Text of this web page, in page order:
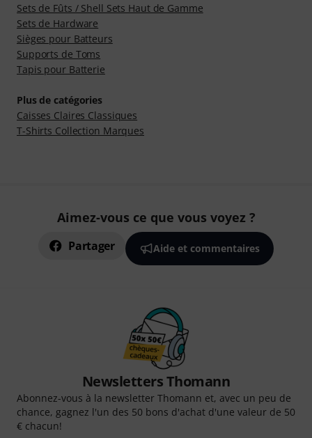
Sets de Fûts / Shell Sets Haut de Gamme
Sets de Hardware
Sièges pour Batteurs
Supports de Toms
Tapis pour Batterie
Plus de catégories
Caisses Claires Classiques
T-Shirts Collection Marques
Aimez-vous ce que vous voyez ?
Partager Aide et commentaires
Newsletters Thomann
Abonnez-vous à la newsletter Thomann et, avec un peu de
chance, gagnez l'un des 50 bons d'achat d'une valeur de 50
€ chacun!